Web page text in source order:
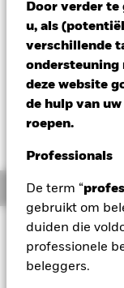
Door verder te
u, als
verschillende
ondersteuning
deze website
de hulp van
roepen.
Professionals
De term “
gebruikt om
duiden die
professionele
beleggers.
USD 15,83
Variatie 52wk: 13,70 -
Verandering NAV 1
USD -0,16
Overzicht
Het Subfonds
totaalrendement